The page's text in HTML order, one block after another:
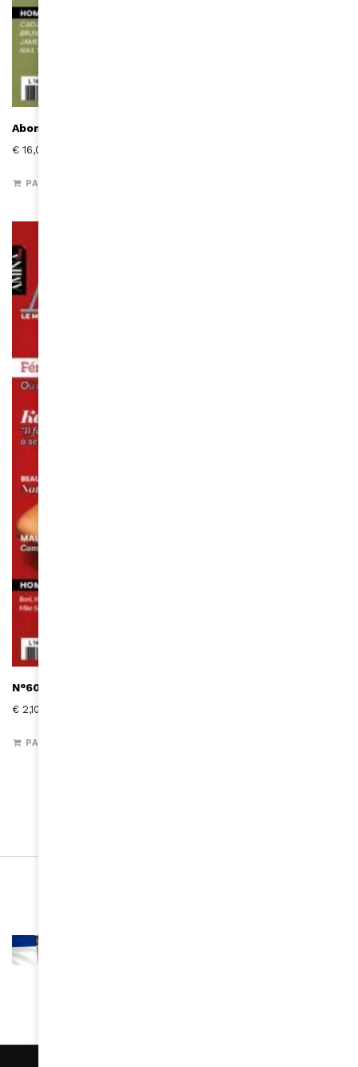
Abonnement un an – 5 numéros – Afrique
€ 16,00
PAYER
N°601 I Mars-Avril 2021 (version digitale)
€ 2,10
PAYER